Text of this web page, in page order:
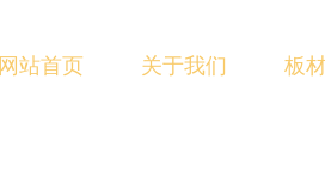
网站首页 关于我们 板